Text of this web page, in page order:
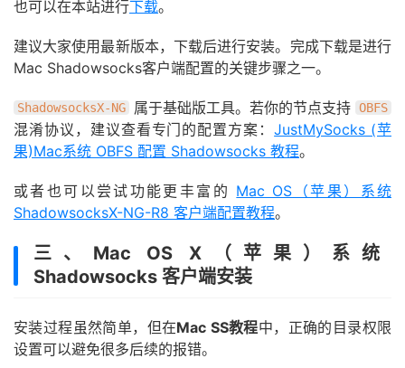
也可以在本站进行下载。
建议大家使用最新版本，下载后进行安装。完成下载是进行
Mac Shadowsocks客户端配置的关键步骤之一。
ShadowsocksX-NG 属于基础版工具。若你的节点支持 OBFS
混淆协议，建议查看专门的配置方案：JustMySocks (苹
果)Mac系统 OBFS 配置 Shadowsocks 教程。
或者也可以尝试功能更丰富的 Mac OS（苹果）系统
ShadowsocksX-NG-R8 客户端配置教程。
三、Mac OS X（苹果）系统
Shadowsocks 客户端安装
安装过程虽然简单，但在Mac SS教程中，正确的目录权限
设置可以避免很多后续的报错。